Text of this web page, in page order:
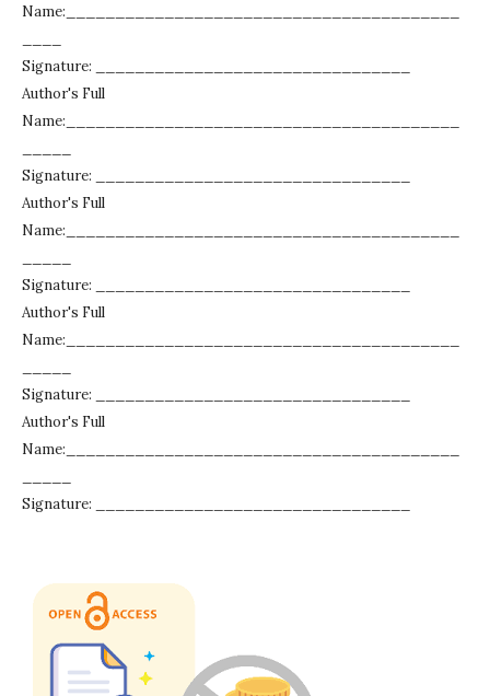
Name:________________________________________
Signature: ________________________________
Author's Full
Name:________________________________________
Signature: ________________________________
Author's Full
Name:________________________________________
Signature: ________________________________
Author's Full
Name:________________________________________
Signature: ________________________________
Author's Full
Name:________________________________________
Signature: ________________________________